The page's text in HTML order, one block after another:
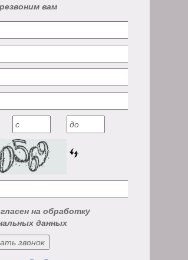
вам
на обработку
данных